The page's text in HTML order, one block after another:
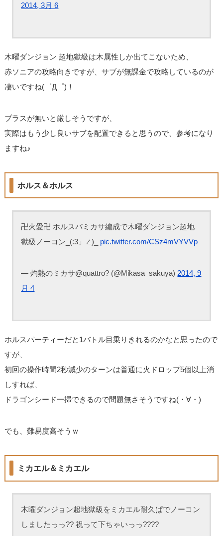
2014, 3月 6
木曜ダンジョン 超地獄級は木属性しか出てこないため、
赤ソニアの攻略向きですが、サブが無課金で攻略しているのが
凄いですね(゜Д゜)！
プラスが無いと厳しそうですが、
実際はもう少し良いサブを配置できると思うので、参考になり
ますね♪
ホルス＆ホルス
卍火愛卍 ホルスパミカサ編成で木曜ダンジョン超地
獄級ノーコン_(:3」∠)_pic.twitter.com/CSz4mVYVVp
— 灼熱のミカサ@quattro? (@Mikasa_sakuya) 2014, 9
月 4
ホルスパーティーだと1バトル目乗りきれるのかなと思ったので
すが、
初回の操作時間2秒減少のターンは普通に火ドロップ5個以上消
しすれば、
ドラゴンシード一掃できるので問題無さそうですね(・∀・)
でも、難易度高そうｗ
ミカエル＆ミカエル
木曜ダンジョン超地獄級をミカエル耐久ぱでノーコン
しましたっっ?? 祝って下ちゃいっっ????